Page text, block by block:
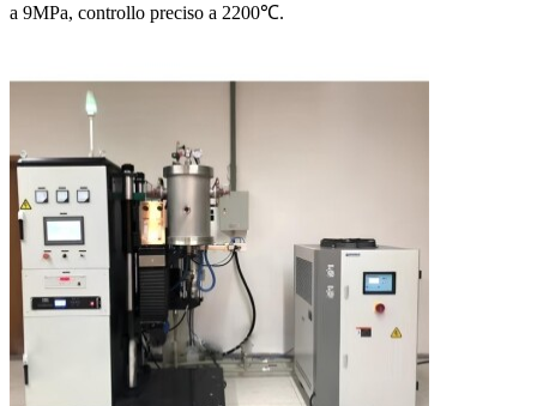
a 9MPa, controllo preciso a 2200℃.